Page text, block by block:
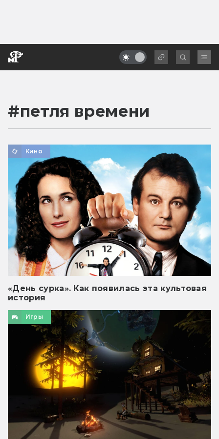
#петля времени
Кино
«День сурка». Как появилась эта культовая
история
Игры